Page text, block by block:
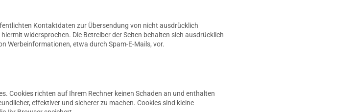
Kontaktdaten zur Übersendung von nicht ausdrücklich
widersprochen. Die Betreiber der Seiten behalten sich ausdrücklich
Werbeinformationen, etwa durch Spam-E-Mails, vor.
Cookies richten auf Ihrem Rechner keinen Schaden an und enthalten
effektiver und sicherer zu machen. Cookies sind kleine